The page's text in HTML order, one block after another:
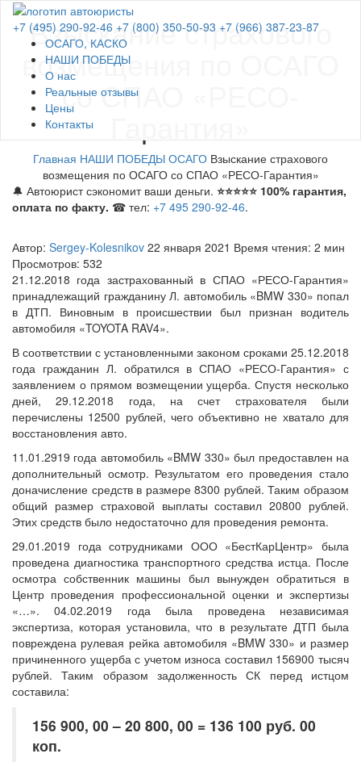
+7 (495) 290-92-46 +7 (800) 350-50-93 +7 (966) 387-23-87
ОСАГО, КАСКО
НАШИ ПОБЕДЫ
О нас
Реальные отзывы
Цены
Контакты
Взыскание страхового
возмещения по ОСАГО
со СПАО «РЕСО-
Главная НАШИ ПОБЕДЫ ОСАГО Взыскание страхового
возмещения по ОСАГО со СПАО «РЕСО-Гарантия»
🔔 Автоюрист сэкономит ваши деньги. ⭐⭐⭐⭐⭐ 100% гарантия,
оплата по факту. ☎ тел: +7 495 290-92-46.
Автор: Sergey-Kolesnikov 22 января 2021 Время чтения: 2 мин
Просмотров: 532
21.12.2018 года застрахованный в СПАО «РЕСО-Гарантия»
принадлежащий гражданину Л. автомобиль «BMW 330» попал
в ДТП. Виновным в происшествии был признан водитель
автомобиля «TOYOTA RAV4».
В соответствии с установленными законом сроками 25.12.2018
года гражданин Л. обратился в СПАО «РЕСО-Гарантия» с
заявлением о прямом возмещении ущерба. Спустя несколько
дней, 29.12.2018 года, на счет страхователя были
перечислены 12500 рублей, чего объективно не хватало для
восстановления авто.
11.01.2919 года автомобиль «BMW 330» был предоставлен на
дополнительный осмотр. Результатом его проведения стало
доначисление средств в размере 8300 рублей. Таким образом
общий размер страховой выплаты составил 20800 рублей.
Этих средств было недостаточно для проведения ремонта.
29.01.2019 года сотрудниками ООО «БестКарЦентр» была
проведена диагностика транспортного средства истца. После
осмотра собственник машины был вынужден обратиться в
Центр проведения профессиональной оценки и экспертизы
«…». 04.02.2019 года была проведена независимая
экспертиза, которая установила, что в результате ДТП была
повреждена рулевая рейка автомобиля «BMW 330» и размер
причиненного ущерба с учетом износа составил 156900 тысяч
рублей. Таким образом задолженность СК перед истцом
составила:
156 900, 00 – 20 800, 00 = 136 100 руб. 00
коп.